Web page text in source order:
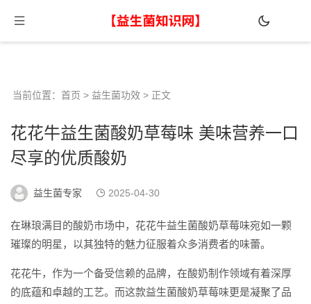
当前位置： 首页 > 益生菌功效 > 正文
花花牛益生菌酸奶草莓味 美味营养一口
尽享的优质酸奶
益生菌专家 2025-04-30
在琳琅满目的酸奶市场中，花花牛益生菌酸奶草莓味宛如一颗
璀璨的明星，以其独特的魅力征服着众多消费者的味蕾。
花花牛，作为一个备受信赖的品牌，在酸奶制作领域有着深厚
的底蕴和卓越的工艺。而这款益生菌酸奶草莓味更是凝聚了品